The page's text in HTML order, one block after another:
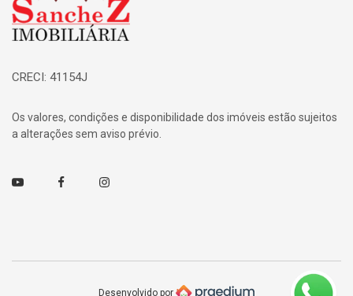
CRECI: 41154J
Os valores, condições e disponibilidade dos imóveis estão sujeitos
a alterações sem aviso prévio.
Youtube FacebookInstagram
Desenvolvido por